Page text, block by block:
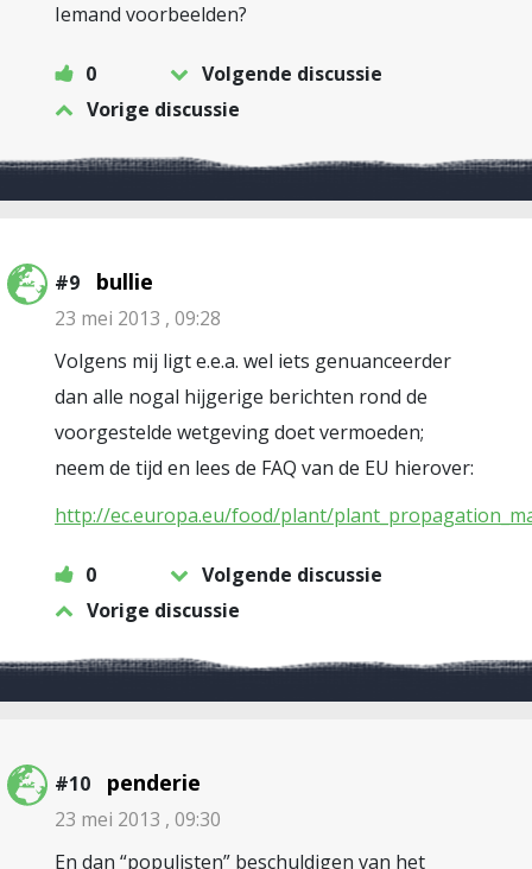
Iemand voorbeelden?
0
Volgende discussie
Vorige discussie
#9 bullie
23 mei 2013 , 09:28
Volgens mij ligt e.e.a. wel iets genuanceerder
dan alle nogal hijgerige berichten rond de
voorgestelde wetgeving doet vermoeden;
neem de tijd en lees de FAQ van de EU hierover:
http://ec.europa.eu/food/plant/
0
Volgende discussie
Vorige discussie
#10 penderie
23 mei 2013 , 09:30
En dan “populisten” beschuldigen van het